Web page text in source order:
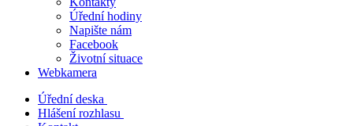
Úřední hodiny
Napište nám
Facebook
Životní situace
Webkamera
Úřední deska
Hlášení rozhlasu